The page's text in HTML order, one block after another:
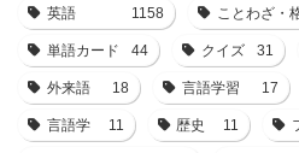
英語 1158 ことわざ・
単語カード 44 クイズ 31
外来語 18 言語学習 17
言語学 11 歴史 11